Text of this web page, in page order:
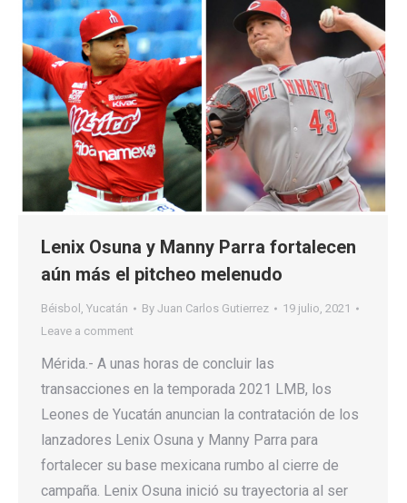
Lenix Osuna y Manny Parra fortalecen
aún más el pitcheo melenudo
Béisbol , Yucatán By Juan Carlos Gutierrez
19 julio, 2021
Leave a comment
Mérida.- A unas horas de concluir las
transacciones en la temporada 2021 LMB, los
Leones de Yucatán anuncian la contratación de los
lanzadores Lenix Osuna y Manny Parra para
fortalecer su base mexicana rumbo al cierre de
campaña. Lenix Osuna inició su trayectoria al ser